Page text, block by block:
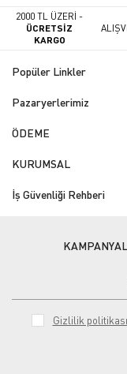
2000 TL ÜZERİ -
ÜCRETSİZ
KARGO
Popüler Linkler
Pazaryerlerimiz
ÖDEME
KURUMSAL
İş Güvenliği Rehberi
Gizlilik